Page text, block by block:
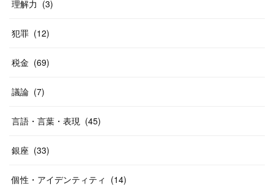
理解力 (3)
犯罪 (12)
税金 (69)
議論 (7)
言語・言葉・表現 (45)
銀座 (33)
個性・アイデンティティ (14)